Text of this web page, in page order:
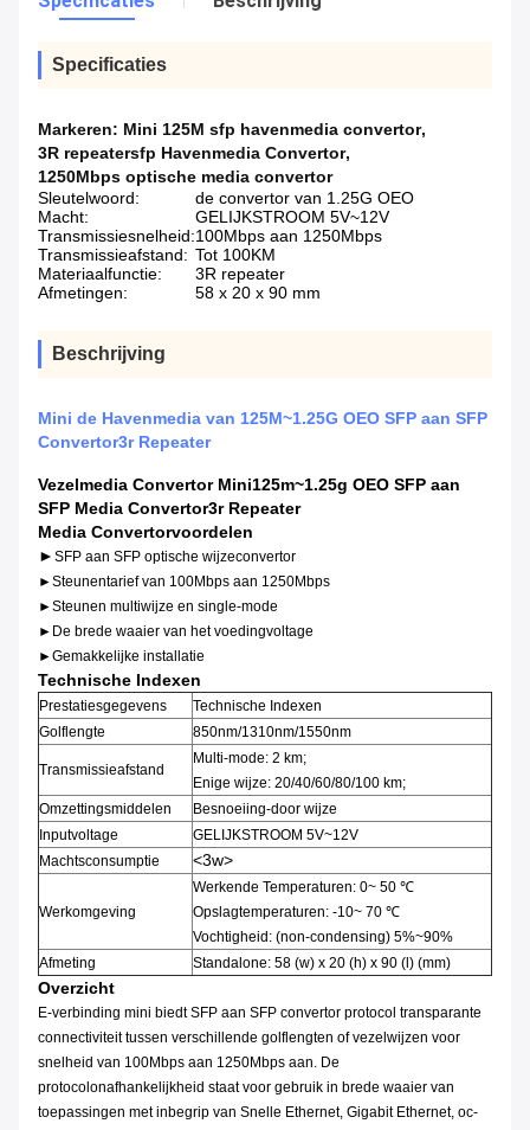
Specificaties
Markeren: Mini 125M sfp havenmedia convertor,
3R repeatersfp Havenmedia Convertor,
1250Mbps optische media convertor
Sleutelwoord:
de convertor van 1.25G OEO
Macht:
GELIJKSTROOM 5V~12V
Transmissiesnelheid:100Mbps aan 1250Mbps
Transmissieafstand: Tot 100KM
Materiaalfunctie:
3R repeater
Afmetingen:
58 x 20 x 90 mm
Beschrijving
Mini de Havenmedia van 125M~1.25G OEO SFP aan SFP
Convertor3r Repeater
Vezelmedia Convertor Mini125m~1.25g OEO SFP aan
SFP Media Convertor3r Repeater
Media Convertorvoordelen
► SFP aan SFP optische wijzeconvertor
►Steunentarief van 100Mbps aan 1250Mbps
►Steunen multiwijze en single-mode
►De brede waaier van het voedingvoltage
►Gemakkelijke installatie
Technische Indexen
Prestatiesgegevens
Technische Indexen
Golflengte
850nm/1310nm/1550nm
Transmissieafstand
Multi-mode: 2 km;
Enige wijze: 20/40/60/80/100 km;
Omzettingsmiddelen
Besnoeiing-door wijze
Inputvoltage
GELIJKSTROOM 5V~12V
Machtsconsumptie
<3w>
Werkomgeving
Werkende Temperaturen: 0~ 50 ℃
Opslagtemperaturen: -10~ 70 ℃
Vochtigheid: (non-condensing) 5%~90%
Afmeting
Standalone: 58 (w) x 20 (h) x 90 (l) (mm)
Overzicht
E-verbinding mini biedt SFP aan SFP convertor protocol transparante
connectiviteit tussen verschillende golflengten of vezelwijzen voor
snelheid van 100Mbps aan 1250Mbps aan. De
protocolonafhankelijkheid staat voor gebruik in brede waaier van
toepassingen met inbegrip van Snelle Ethernet, Gigabit Ethernet, oc-